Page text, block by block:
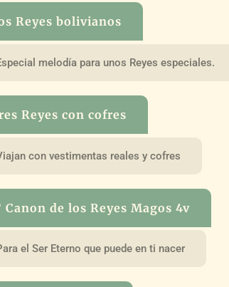
Reyes bolivianos
melodía para unos Reyes especiales.
Reyes con cofres
con vestimentas reales y cofres
Canon de los Reyes Magos 4v
el Ser Eterno que puede en ti nacer